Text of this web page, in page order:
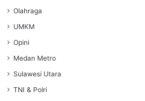
Olahraga
UMKM
Opini
Medan Metro
Sulawesi Utara
TNI & Polri